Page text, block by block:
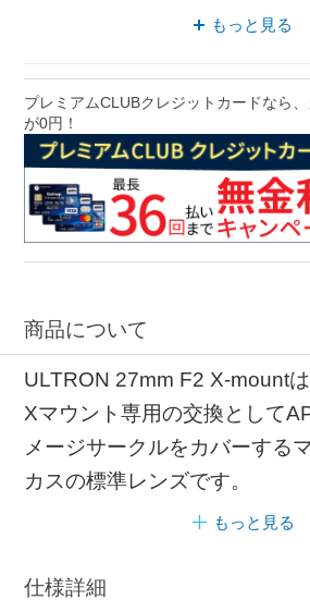
一眼用カメラレンズ マニュアルフォー
富士フイルムXマウント レンズ
カメラ 富士フイルムXマウント
もっと見る
プレミアムCLUBクレジットカードなら
が0円！
商品について
ULTRON 27mm F2 X-mount
Xマウント専用の交換として
メージサークルをカバーする
カスの標準レンズです。
もっと見る
仕様詳細